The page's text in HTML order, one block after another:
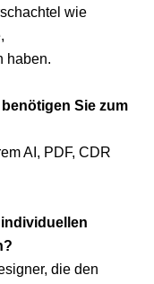
wie
haben.
Sie zum
AI, PDF, CDR
die den